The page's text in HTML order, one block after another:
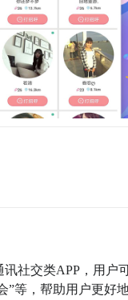
社交类APP，用
”等，帮助用户更好